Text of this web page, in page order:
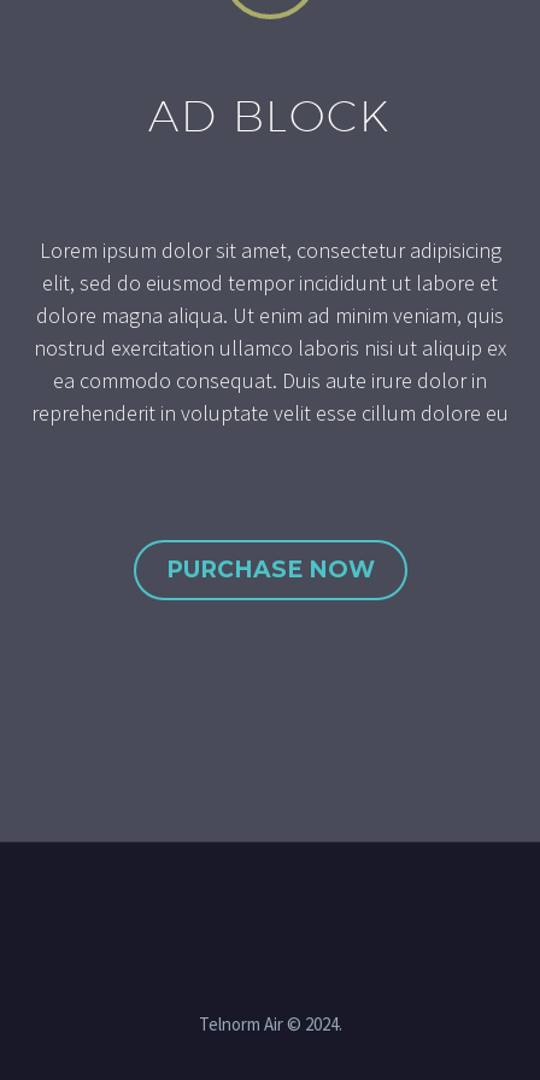
AD BLOCK
Lorem ipsum dolor sit amet, consectetur adipisicing
elit, sed do eiusmod tempor incididunt ut labore et
dolore magna aliqua. Ut enim ad minim veniam, quis
nostrud exercitation ullamco laboris nisi ut aliquip ex
ea commodo consequat. Duis aute irure dolor in
reprehenderit in voluptate velit esse cillum dolore eu
PURCHASE NOW
Telnorm Air © 2024.